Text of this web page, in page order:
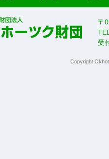
〒
受
Copyright